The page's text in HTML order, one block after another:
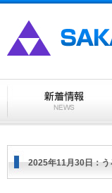
2025年11月30日：